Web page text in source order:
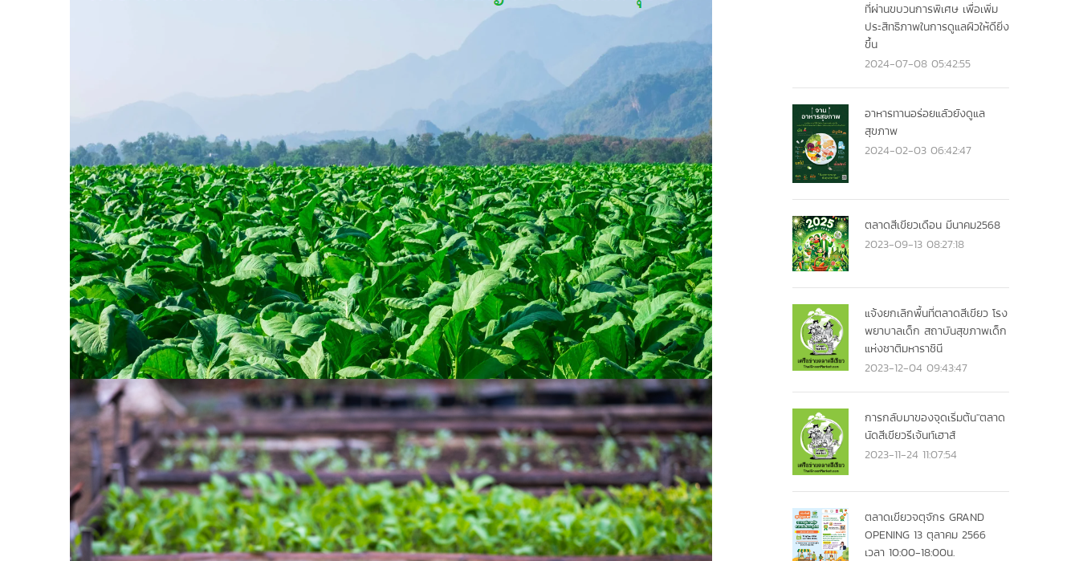
ที่ผ่านขบวนการพิเศษ เพื่อเพิ่ม
ประสิทธิภาพในการดูแลผิวให้ดียิ่ง
ขึ้น
2024-07-08 05:42:55
อาหารทานอร่อยแลัวยังดูแล
สุขภาพ
2024-02-03 06:42:47
ตลาดสีเขียวเดือน มีนาคม2568
2023-09-13 08:27:18
แจ้งยกเลิกพื้นที่ตลาดสีเขียว โรง
พยาบาลเด็ก สถาบันสุขภาพเด็ก
แห่งชาติมหาราชินี
2023-12-04 09:43:47
การกลับมาของจุดเริ่มต้น"ตลาด
นัดสีเขียวรีเจ้นท์เฮาส์
2023-11-24 11:07:54
ตลาดเขียวจตุจักร GRAND
OPENING 13 ตุลาคม 2566
เวลา 10:00-18:00น.